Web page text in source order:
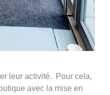
leur activité. Pour cela,
avec la mise en